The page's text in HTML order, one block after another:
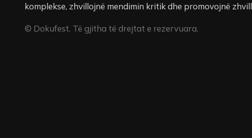
komplekse, zhvillojnë mendimin kritik dhe promovojnë
© Dokufest. Të gjitha të drejtat e rezervuara.